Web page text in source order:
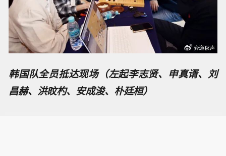
韩国队全员抵达现场（左起李志贤、申真谞、刘
昌赫、洪旼杓、安成浚、朴廷桓）